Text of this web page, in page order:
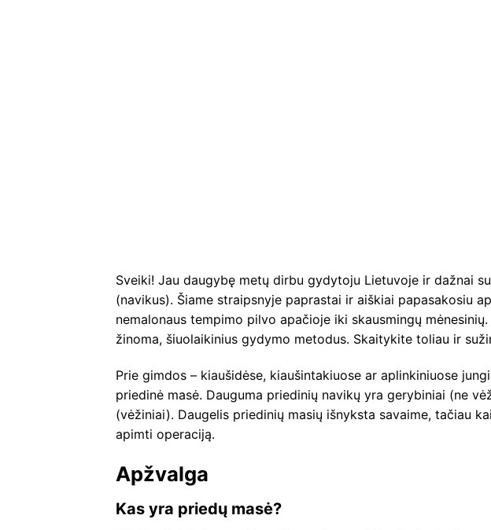
Sveiki! Jau daugybę metų dirbu gydytoju Lietuvoje ir dažnai
(navikus). Šiame straipsnyje paprastai ir aiškiai papasakosiu
nemalonaus tempimo pilvo apačioje iki skausmingų
žinoma, šiuolaikinius gydymo metodus. Skaitykite toliau ir
Prie gimdos – kiaušidėse, kiaušintakiuose ar aplinkiniuose
priedinė masė. Dauguma priedinių navikų yra gerybiniai (ne
(vėžiniai). Daugelis priedinių masių išnyksta savaime, tačiau
apimti operaciją.
Apžvalga
Kas yra priedų masė?